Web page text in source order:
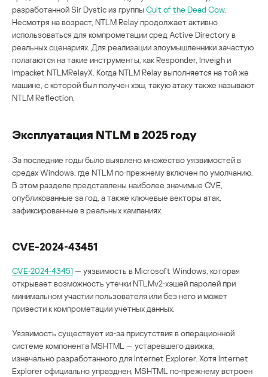
разработанной Sir Dystic из группы Cult of the Dead Cow.
Несмотря на возраст, NTLM Relay продолжает активно
использоваться для компрометации сред Active Directory в
реальных сценариях. Для реализации злоумышленники зачастую
полагаются на такие инструменты, как Responder, Inveigh и
Impacket NTLMRelayX. Когда NTLM Relay выполняется на той же
машине, с которой был получен хэш, такую атаку также называют
NTLM Reflection.
Эксплуатация NTLM в 2025 году
За последние годы было выявлено множество уязвимостей в
средах Windows, где NTLM по‑прежнему включен по умолчанию.
В этом разделе представлены наиболее значимые CVE,
опубликованные за год, а также ключевые векторы атак,
зафиксированные в реальных кампаниях.
CVE-2024‑43451
CVE‑2024‑43451— уязвимость в Microsoft Windows, которая
открывает возможность утечки NTLMv2‑хэшей паролей при
минимальном участии пользователя или без него и может
привести к компрометации учетных данных.
Уязвимость существует из‑за присутствия в операционной
системе компонента MSHTML — устаревшего движка,
изначально разработанного для Internet Explorer. Хотя Internet
Explorer официально упразднен, MSHTML по‑прежнему встроен